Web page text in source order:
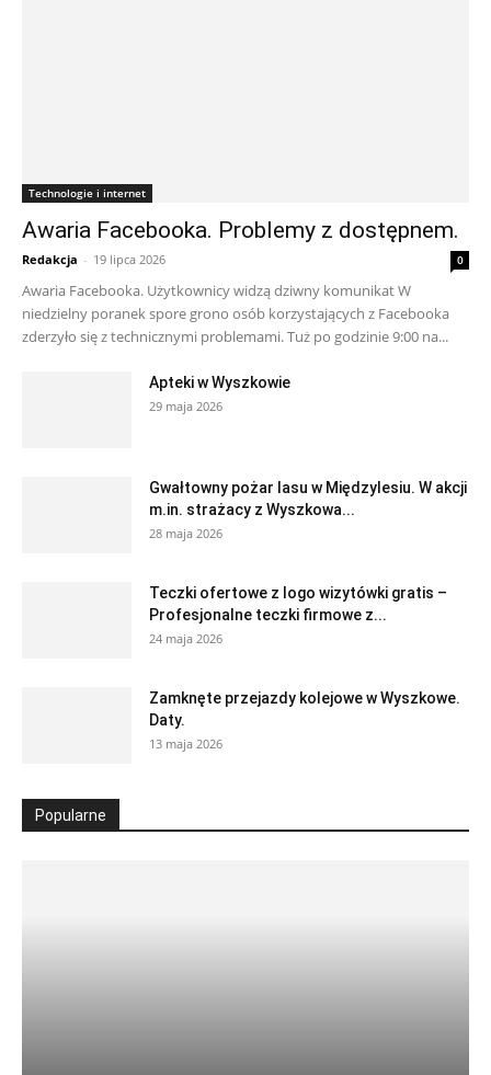
Technologie i internet
Awaria Facebooka. Problemy z dostępnem.
Redakcja - 19 lipca 2026 0
Awaria Facebooka. Użytkownicy widzą dziwny komunikat W
niedzielny poranek spore grono osób korzystających z Facebooka
zderzyło się z technicznymi problemami. Tuż po godzinie 9:00 na...
Apteki w Wyszkowie
29 maja 2026
Gwałtowny pożar lasu w Międzylesiu. W akcji
m.in. strażacy z Wyszkowa...
28 maja 2026
Teczki ofertowe z logo wizytówki gratis –
Profesjonalne teczki firmowe z...
24 maja 2026
Zamknęte przejazdy kolejowe w Wyszkowe.
Daty.
13 maja 2026
Popularne